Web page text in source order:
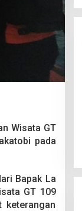
Wisata GT
pada
Bapak La
GT 109
keterangan
Pesta